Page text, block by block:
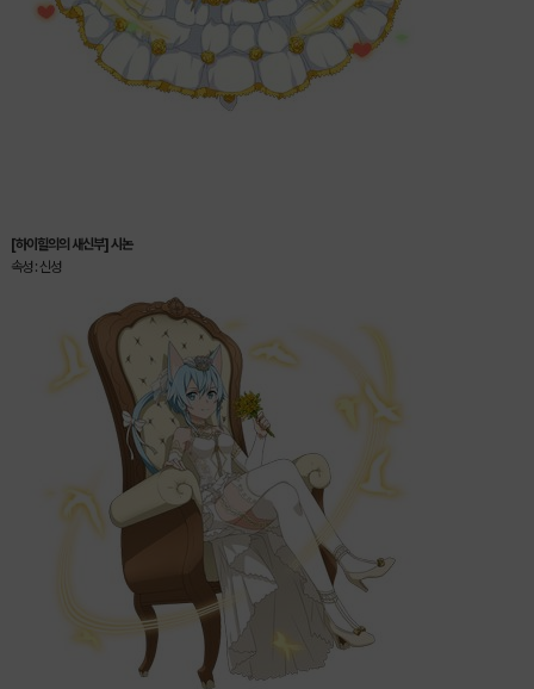
[하이힐의의 새신부] 시논
속성 : 신성